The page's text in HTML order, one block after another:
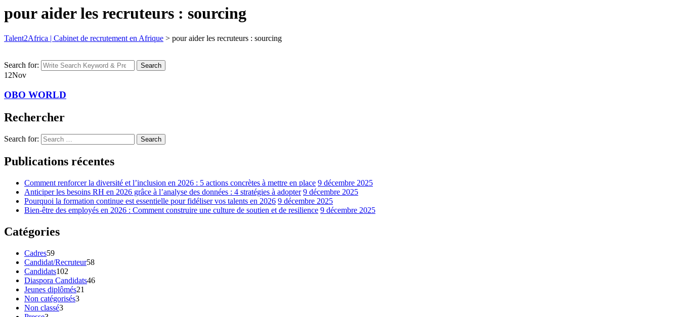
pour aider les recruteurs : sourcing
Talent2Africa | Cabinet de recrutement en Afrique > pour aider les recruteurs : sourcing
Search for: Search
12Nov
OBO WORLD
Rechercher
Search for: Search
Publications récentes
Comment renforcer la diversité et l’inclusion en 2026 : 5 actions concrètes à mettre en place 9 décembre 2025
Anticiper les besoins RH en 2026 grâce à l’analyse des données : 4 stratégies à adopter 9 décembre 2025
Pourquoi la formation continue est essentielle pour fidéliser vos talents en 2026 9 décembre 2025
Bien-être des employés en 2026 : Comment construire une culture de soutien et de resilience 9 décembre 2025
Catégories
Cadres59
Candidat/Recruteur58
Candidats102
Diaspora Candidats46
Jeunes diplômés21
Non catégorisés3
Non classé3